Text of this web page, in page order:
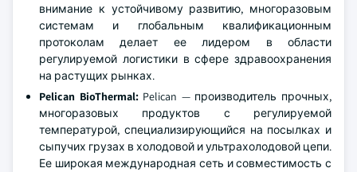
внимание к устойчивому развитию, многоразовым
системам и глобальным квалификационным
протоколам делает ее лидером в области
регулируемой логистики в сфере здравоохранения
на растущих рынках.
Pelican BioThermal:Pelican — производитель прочных,
многоразовых продуктов с регулируемой
температурой, специализирующийся на посылках и
сыпучих грузах в холодовой и ультрахолодовой цепи.
Ее широкая международная сеть и совместимость с